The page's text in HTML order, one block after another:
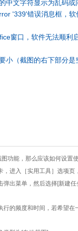
中文字符显示为乱码或
'339'错误消息框，软
窗口，软件无法顺利
小（截图的右下部分是
功能，那么应该如何设置
进入［实用工具］选项
出菜单，然后选择[新建
的频度和时间，若希望